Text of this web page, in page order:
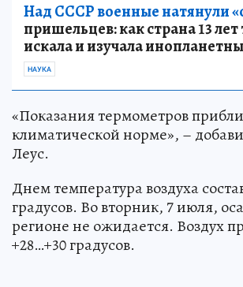
Над СССР военные натянули
пришельцев: как страна 13
искала и изучала
НАУКА
«Показания термометров
климатической норме», –
Леус.
Днем температура воздуха
градусов. Во вторник, 7 июля,
регионе не ожидается. Воздух
+28…+30 градусов.